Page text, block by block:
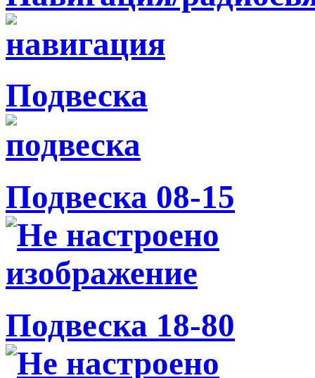
Подвеска
Подвеска 08-15
Подвеска 18-80